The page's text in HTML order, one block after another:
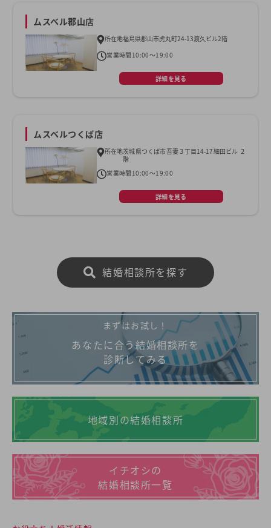
ムスベル郡山店
所在地福島県郡山市虎丸町24-13渡久ビル2階
営業時間 10:00～19:00
詳細を見る
ムスベルつくば店
所在地茨城県つくば市吾妻３丁目14-17細田ビル ２
階
営業時間 10:00～19:00
詳細を見る
結婚相談所を探す
まずはお試し！
あなたに合う結婚相談所を
診断してみる
地域別の結婚相談所
イチオシの
結婚相談所一覧